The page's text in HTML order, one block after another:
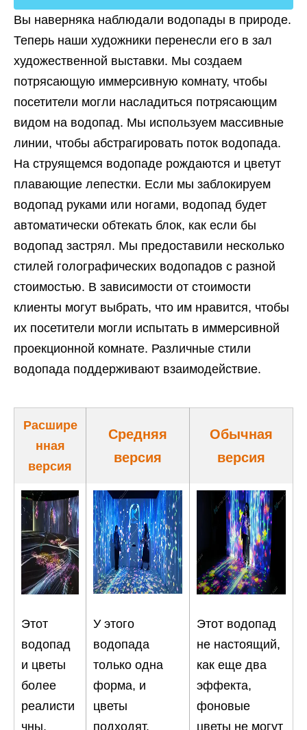
Вы наверняка наблюдали водопады в природе.
Теперь наши художники перенесли его в зал
художественной выставки. Мы создаем
потрясающую иммерсивную комнату, чтобы
посетители могли насладиться потрясающим
видом на водопад. Мы используем массивные
линии, чтобы абстрагировать поток водопада.
На струящемся водопаде рождаются и цветут
плавающие лепестки. Если мы заблокируем
водопад руками или ногами, водопад будет
автоматически обтекать блок, как если бы
водопад застрял. Мы предоставили несколько
стилей голографических водопадов с разной
стоимостью. В зависимости от стоимости
клиенты могут выбрать, что им нравится, чтобы
их посетители могли испытать в иммерсивной
проекционной комнате. Различные стили
водопада поддерживают взаимодействие.
Расшире
нная
версия
Средняя
версия
Обычная
версия
Этот
водопад
и цветы
более
реалисти
чны,
У этого
водопада
только одна
форма, и
цветы
подходят.
Этот водопад
не настоящий,
как еще два
эффекта,
фоновые
цветы не могут